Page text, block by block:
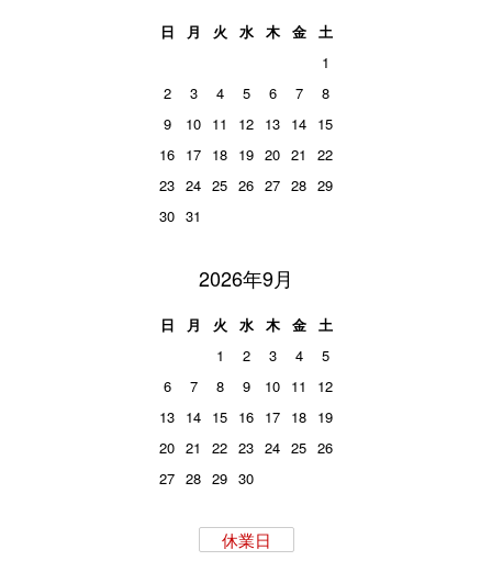
日 月 火 水 木 金
土
1
2
3 4 5 6 7
8
9
10 11 12 13 14 15
16 17 18 19 20 21
22
23 24 25 26 27 28 29
30 31
2026年9月
日 月 火 水 木 金
土
1
2 3 4
5
6
7 8 9 10 11
12
13 14 15 16 17 18 19
20 21 22 23 24 25 26
27 28 29 30
休業日